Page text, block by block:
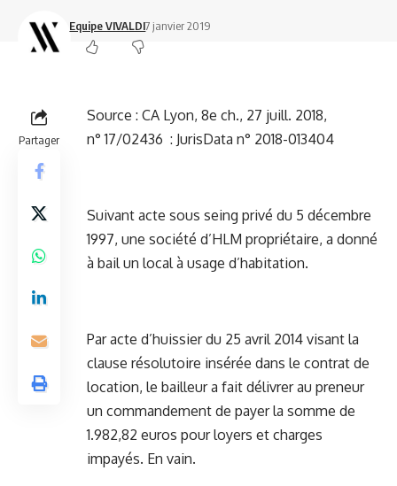
Equipe VIVALDI7 janvier 2019
Partager
Source : CA Lyon, 8e ch., 27 juill. 2018,
n° 17/02436 : JurisData n° 2018-013404
Suivant acte sous seing privé du 5 décembre
1997, une société d’HLM propriétaire, a donné
à bail un local à usage d’habitation.
Par acte d’huissier du 25 avril 2014 visant la
clause résolutoire insérée dans le contrat de
location, le bailleur a fait délivrer au preneur
un commandement de payer la somme de
1.982,82 euros pour loyers et charges
impayés. En vain.